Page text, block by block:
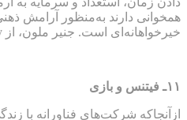
همخوانی دارند به‌منظور آرامش
خیرخواهانه‌ای است. جنیر ملون، از Trustify
۱۱ـ فیتنس و بازی
ازآنجاکه شرکت‌های فناورانه با